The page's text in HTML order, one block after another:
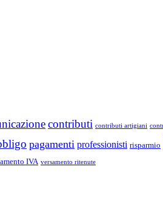
contributi contributi artigiani
pagamenti professionisti risparmio
IVA versamento ritenute